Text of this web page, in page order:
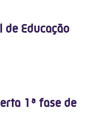
de Educação
1ª fase de